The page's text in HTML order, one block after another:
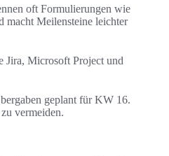
oft Formulierungen wie
macht Meilensteine leichter
Jira, Microsoft Project und
geplant für KW 16.
vermeiden.